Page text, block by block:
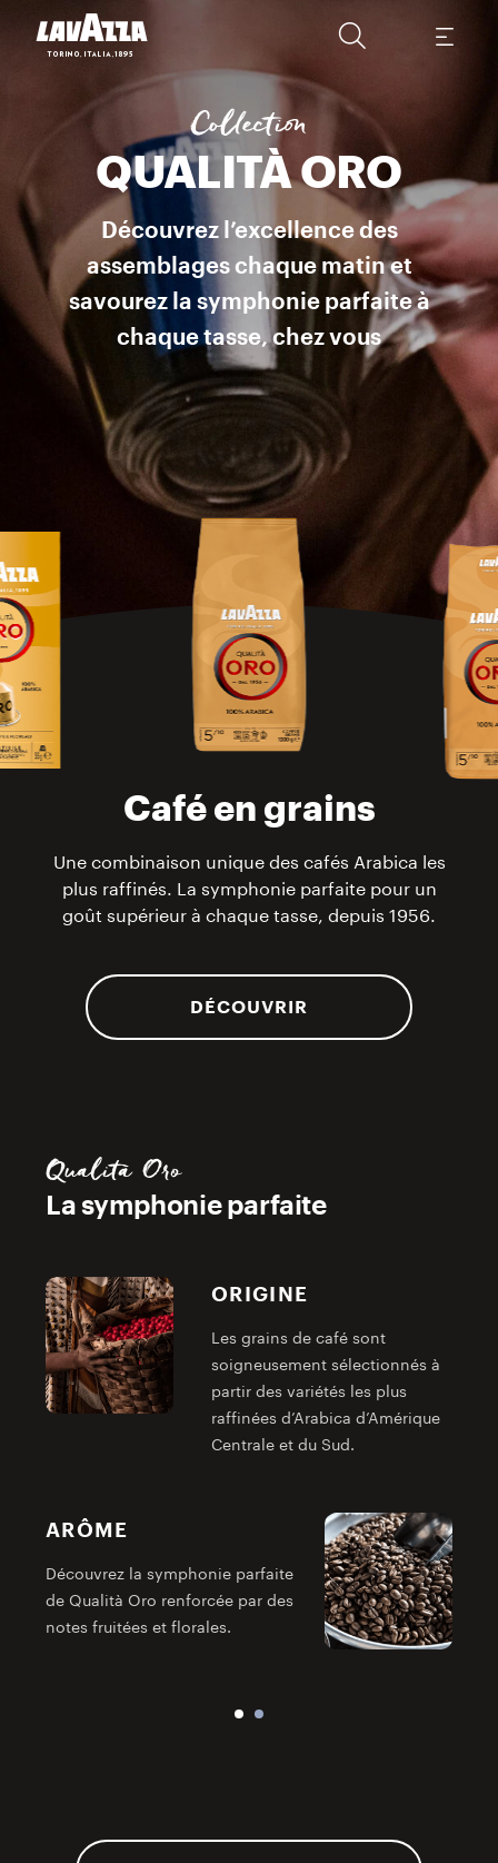
Café en grains Une combinaison unique des cafés Arabica les
Collection
QUALITÀ ORO
Découvrez l’excellence des
assemblages chaque matin et
savourez la symphonie parfaite à
chaque tasse, chez vous
Café en grains
Une combinaison unique des cafés Arabica les
plus raffinés. La symphonie parfaite pour un
goût supérieur à chaque tasse, depuis 1956.
DÉCOUVRIR
Qualità Oro
La symphonie parfaite
ORIGINE
Les grains de café sont
soigneusement sélectionnés à
partir des variétés les plus
raffinées d’Arabica d’Amérique
Centrale et du Sud.
ARÔME
Découvrez la symphonie parfaite
de Qualità Oro renforcée par des
notes fruitées et florales.